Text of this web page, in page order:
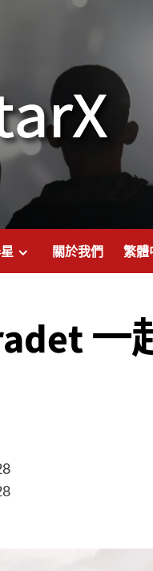
關於我們 繁體